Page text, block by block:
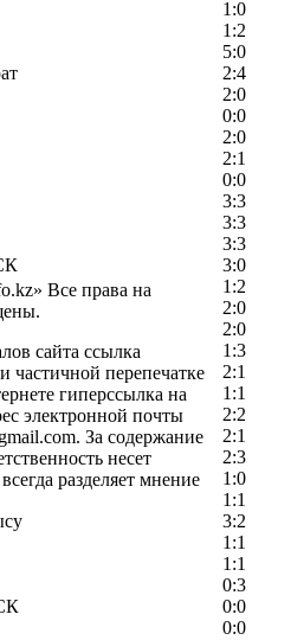
1:0
1:2
5:0
2:4
2:0
0:0
2:0
2:1
0:0
3:3
3:3
3:3
3:0
1:2
2:0
2:0
1:3
2:1
1:1
2:2
2:1
2:3
1:0
1:1
3:2
1:1
1:1
0:3
0:0
0:0
Все права на
сайта ссылка
частичной перепечатке
гиперссылка на
электронной почты
За содержание
несет
разделяет мнение